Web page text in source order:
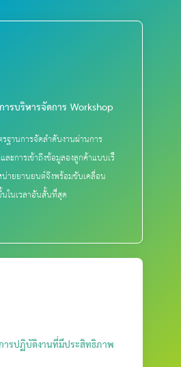
ารบริหารจัดการ Workshop
ฐานการจัดลำดับงานผ่านการ
ะการเข้าถึงข้อมูลองลูกค้าแบบเรี
ายยานยนต์จึงพร้อมขับเคลื่อน
นในเวลาอันสั้นที่สุด
ารปฏิบัติงานที่มีประสิทธิภาพ